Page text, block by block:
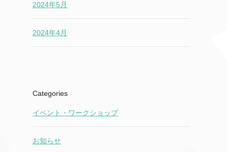
2024年5月
2024年4月
Categories
イベント・ワークショップ
お知らせ